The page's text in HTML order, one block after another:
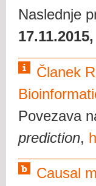
Naslednje
Članek
Povezava
prediction,
Causal